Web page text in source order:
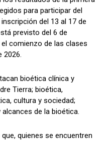
para participar del
del 13 al 17 de
previsto del 6 de
comienzo de las clases
2026.
bioética clínica y
Tierra; bioética,
cultura y sociedad;
de la bioética.
quienes se encuentren